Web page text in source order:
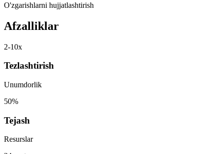
O'zgarishlarni hujjatlashtirish
Afzalliklar
2-10x
Tezlashtirish
Unumdorlik
50%
Tejash
Resurslar